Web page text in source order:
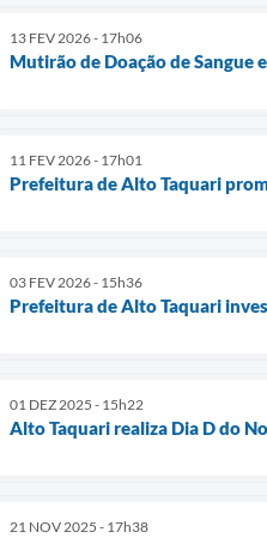
13 FEV 2026 - 17h06
Mutirão de Doação de Sangue
11 FEV 2026 - 17h01
Prefeitura de Alto Taquari
03 FEV 2026 - 15h36
Prefeitura de Alto Taquari
01 DEZ 2025 - 15h22
Alto Taquari realiza Dia D do
21 NOV 2025 - 17h38